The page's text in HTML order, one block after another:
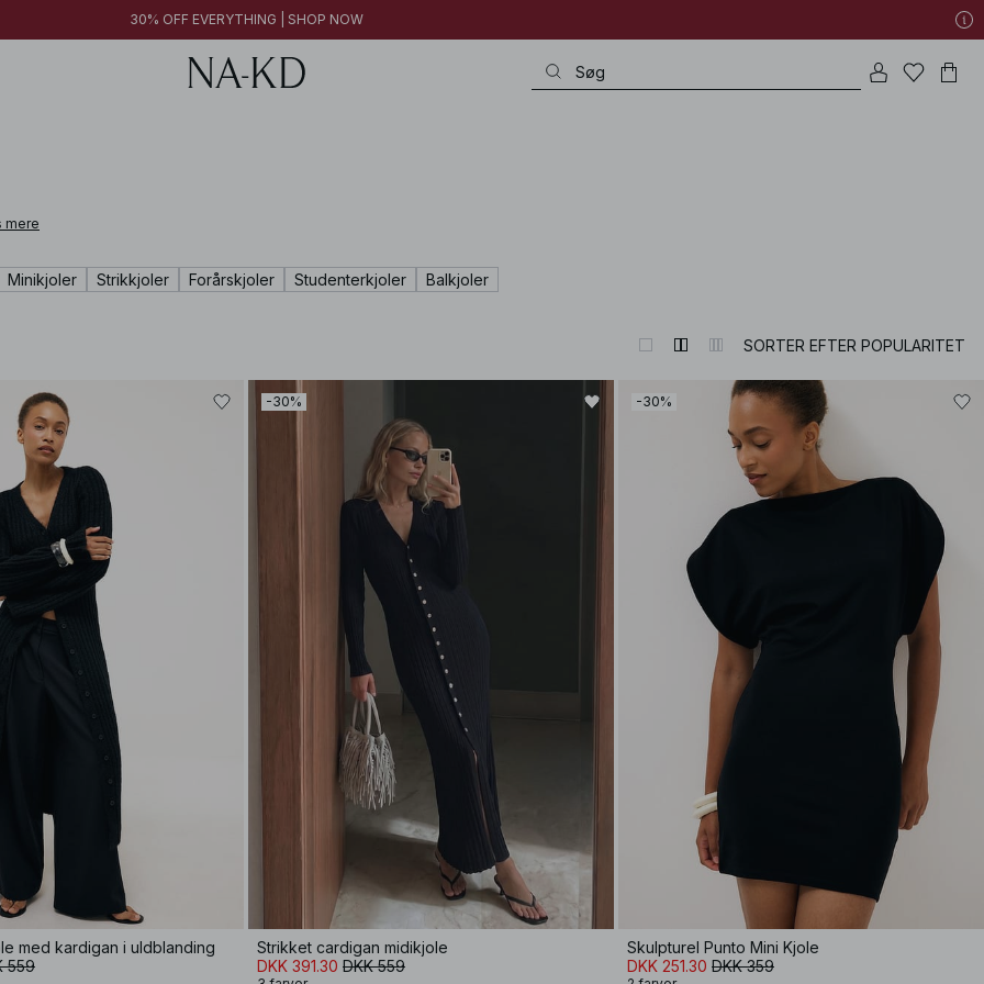
30% OFF EVERYTHING | SHOP NOW
mere
Minikjoler Strikkjoler Forårskjoler Studenterkjoler Balkjoler
SORTER EFTER POPULARITET
med kardigan i uldblanding
559
-30%
Strikket cardigan midikjole
DKK 391.30 DKK 559
-30%
Skulpturel Punto Mini Kjole
DKK 251.30 DKK 359